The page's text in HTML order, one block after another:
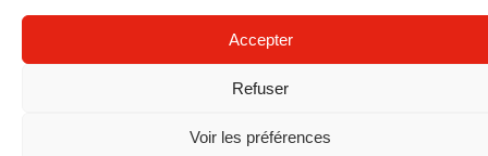
Accepter
Refuser
Voir les préférences